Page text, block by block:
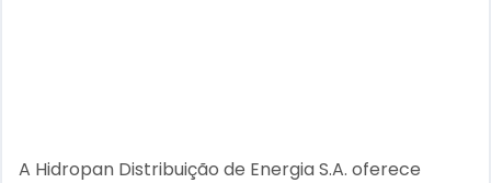
A Hidropan Distribuição de Energia S.A. oferece